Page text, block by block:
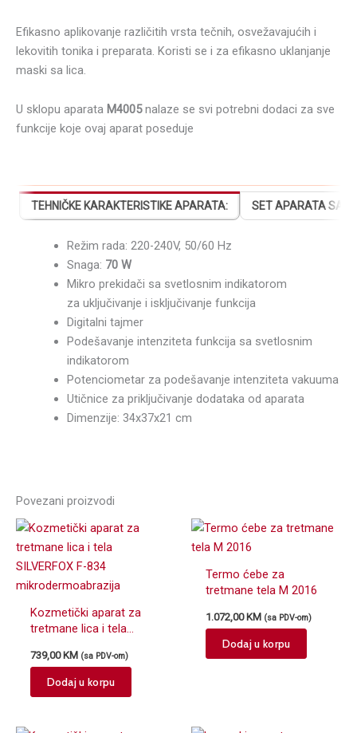
Efikasno aplikovanje različitih vrsta tečnih, osvežavajućih i
lekovitih tonika i preparata. Koristi se i za efikasno uklanjanje
maski sa lica.
U sklopu aparata M4005nalaze se svi potrebni dodaci za sve
funkcije koje ovaj aparat poseduje
TEHNIČKE KARAKTERISTIKE APARATA: SET APARATA
Režim rada: 220-240V, 50/60 Hz
Snaga: 70 W
Mikro prekidači sa svetlosnim indikatorom
za uključivanje i isključivanje funkcija
Digitalni tajmer
Podešavanje intenziteta funkcija sa svetlosnim
indikatorom
Potenciometar za podešavanje intenziteta vakuuma
Utičnice za priključivanje dodataka od aparata
Dimenzije: 34x37x21 cm
Povezani proizvodi
Kozmetički aparat za
tretmane lica i tela
mikrodermoabrazija
739,00 KM (sa PDV-om)
Dodaj u korpu
Termo ćebe za
tretmane tela M 2016
1.072,00 KM (sa PDV-om)
Dodaj u korpu